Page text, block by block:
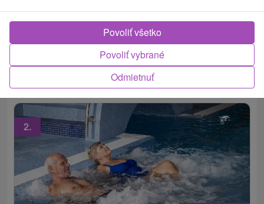
Hotel Termál★★★Vyhne
Od 2 Nocí
Polpenzia
Pobyt od nedele do piatku alebo počas víkendu.
Welcome drink a denný vstup do wellness. Počas
víkendu navyše 20-min. klasická masáž chrbta.
2.
Odmietnuť
Povoliť vybrané
Povoliť všetko